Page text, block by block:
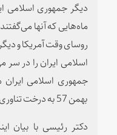
روسای وقت آمریکا و
اسلامی ایران را در سر
بهمن 57 به درخت تناوری تبدیل شده که ثمرات بسیاری دارد.
دکتر رئیسی با بیان